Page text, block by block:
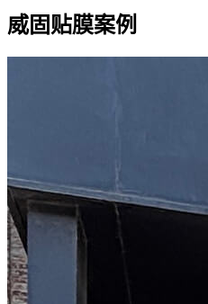
威固贴膜案例